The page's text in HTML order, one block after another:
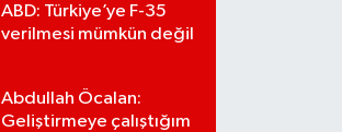
ABD: Türkiye’ye F-35
verilmesi mümkün değil
Abdullah Öcalan:
Geliştirmeye çalıştığım